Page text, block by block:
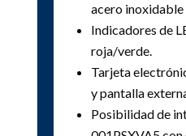
acero inoxidable
Indicadores de
roja/verde.
Tarjeta
y pantalla
Posibilidad de